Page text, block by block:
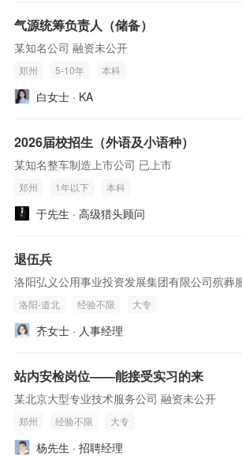
气源统筹负责人（储备）
某知名公司 融资未公开
郑州 5-10年 本科
白女士 · KA
2026届校招生（外语及小语种）
某知名整车制造上市公司 已上市
郑州 1年以下 本科
于先生 · 高级猎头顾问
退伍兵
洛阳弘义公用事业投资发展集团有限公司殡葬
洛阳-道北 经验不限 大专
齐女士 · 人事经理
站内安检岗位——能接受实习的来
某北京大型专业技术服务公司 融资未公开
郑州 经验不限 大专
杨先生 · 招聘经理